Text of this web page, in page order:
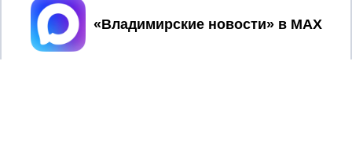
ВЛАДИМИРСКИЕ
НОВОСТИ
2017 © NEWSVLADIMIR.RU | СИ
«Информационное агентство
Принять